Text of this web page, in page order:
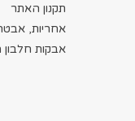
תקנון האתר
אחריות,
אבקות חלבון